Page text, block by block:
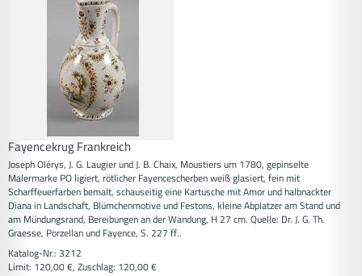
Fayencekrug Frankreich
Joseph Olérys, J. G. Laugier und J. B. Chaix, Moustiers um 1780, gepinselte
Malermarke PO ligiert, rötlicher Fayencescherben weiß glasiert, fein mit
Scharffeuerfarben bemalt, schauseitig eine Kartusche mit Amor und halbnackter
Diana in Landschaft, Blümchenmotive und Festons, kleine Abplatzer am Stand und
am Mündungsrand, Bereibungen an der Wandung, H 27 cm. Quelle: Dr. J. G. Th.
Graesse, Porzellan und Fayence, S. 227 ff..
Katalog-Nr.: 3212
Limit: 120,00 €, Zuschlag: 120,00 €